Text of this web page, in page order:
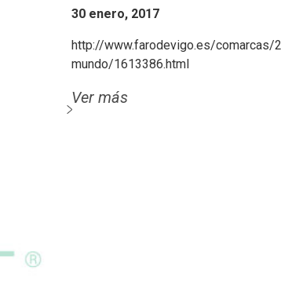
30 enero, 2017
http://www.farodevigo.es/
mundo/1613386.html
Ver más